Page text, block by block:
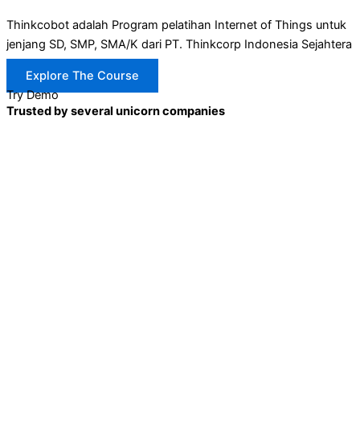
Thinkcobot adalah Program pelatihan Internet of Things untuk
jenjang SD, SMP, SMA/K dari PT. Thinkcorp Indonesia Sejahtera
Explore The Course
Try Demo
Trusted by several unicorn companies